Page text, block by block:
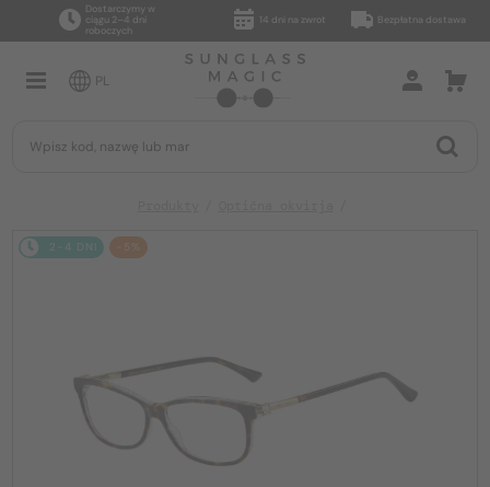
Dostarczymy w
ciągu 2–4 dni
roboczych
14 dni na zwrot Bezpłatna dostawa
PL
2-4 DNI -5%